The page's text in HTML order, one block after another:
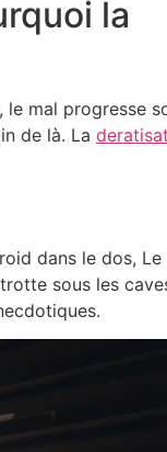
la
le mal progresse
de là. La
dans le dos, Le
sous les